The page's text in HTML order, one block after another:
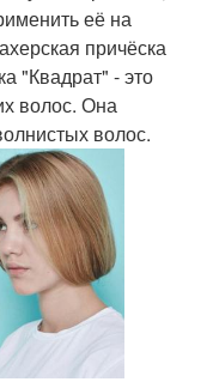
её на
причёска
"Квадрат" - это
волос. Она
волос.